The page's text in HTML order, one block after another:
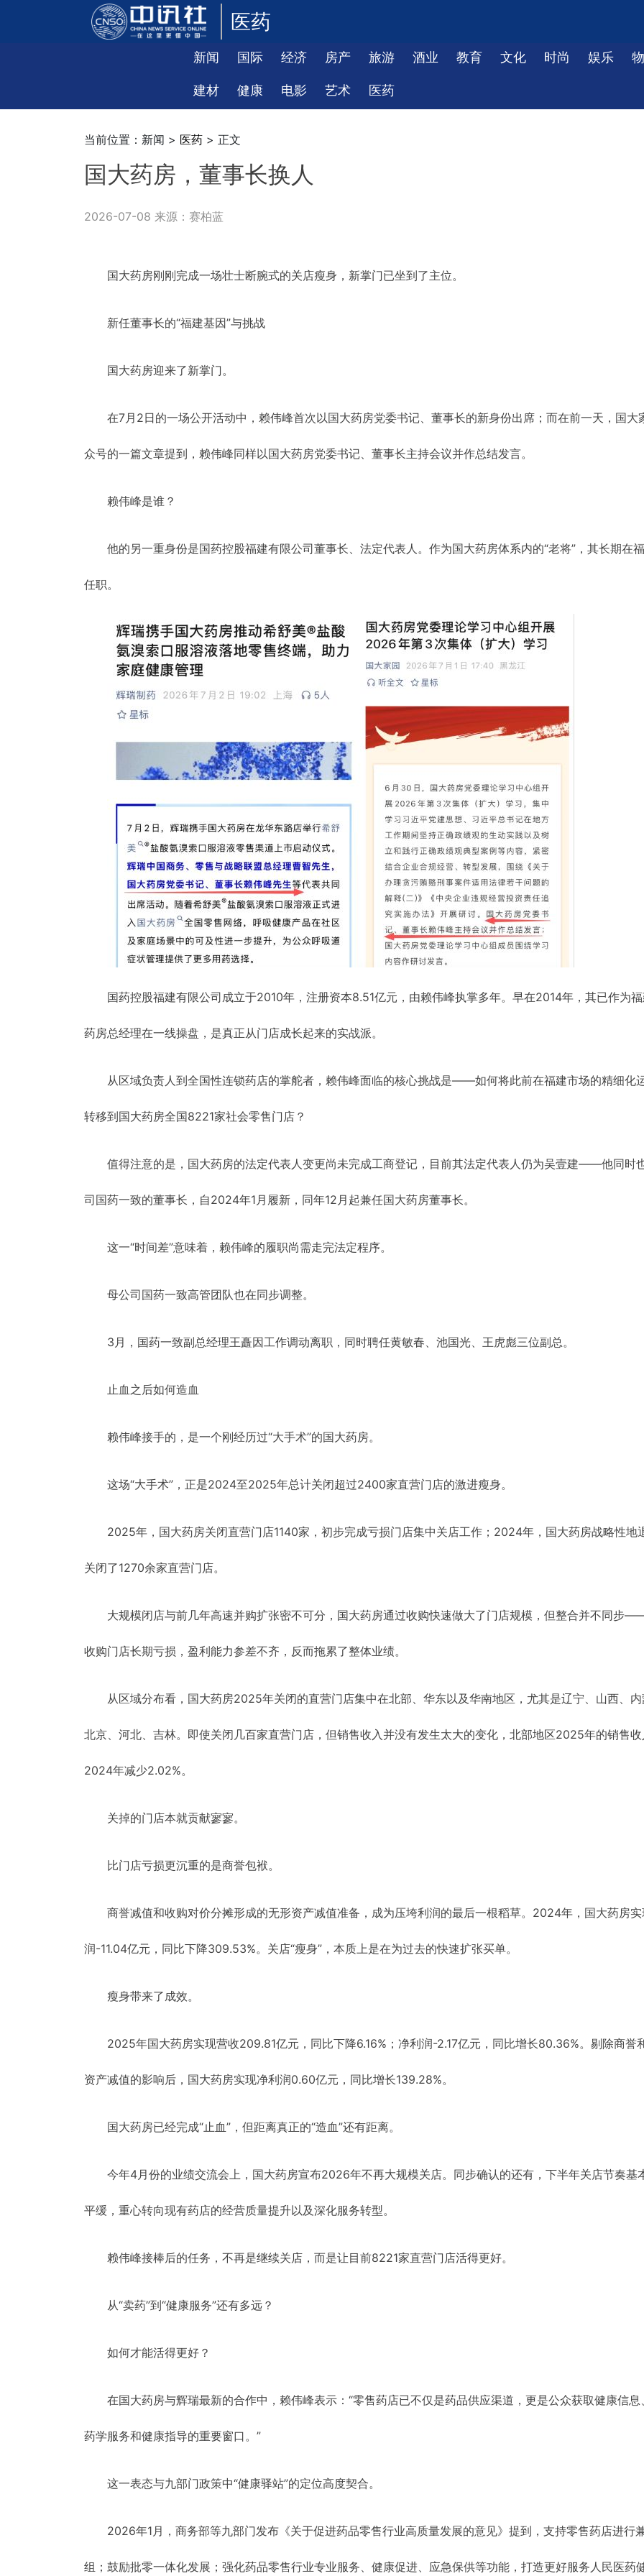
医药
新闻 国际 经济 房产 旅游 酒业 教育 文化 时尚 娱乐
建材 健康 电影 艺术 医药
当前位置：新闻 > 医药 > 正文
国大药房，董事长换人
2026-07-08 来源：赛柏蓝
国大药房刚刚完成一场壮士断腕式的关店瘦身，新掌门已坐到了主位。
新任董事长的“福建基因”与挑战
国大药房迎来了新掌门。
在7月2日的一场公开活动中，赖伟峰首次以国大药房党委书记、董事长的新身份出席；而在前一天，国大
众号的一篇文章提到，赖伟峰同样以国大药房党委书记、董事长主持会议并作总结发言。
赖伟峰是谁？
他的另一重身份是国药控股福建有限公司董事长、法定代表人。作为国大药房体系内的“老将”，其长期在
任职。
国药控股福建有限公司成立于2010年，注册资本8.51亿元，由赖伟峰执掌多年。早在2014年，其已作为
药房总经理在一线操盘，是真正从门店成长起来的实战派。
从区域负责人到全国性连锁药店的掌舵者，赖伟峰面临的核心挑战是——如何将此前在福建市场的精细化
转移到国大药房全国8221家社会零售门店？
值得注意的是，国大药房的法定代表人变更尚未完成工商登记，目前其法定代表人仍为吴壹建——他同时
司国药一致的董事长，自2024年1月履新，同年12月起兼任国大药房董事长。
这一“时间差”意味着，赖伟峰的履职尚需走完法定程序。
母公司国药一致高管团队也在同步调整。
3月，国药一致副总经理王矗因工作调动离职，同时聘任黄敏春、池国光、王虎彪三位副总。
止血之后如何造血
赖伟峰接手的，是一个刚经历过“大手术”的国大药房。
这场“大手术”，正是2024至2025年总计关闭超过2400家直营门店的激进瘦身。
2025年，国大药房关闭直营门店1140家，初步完成亏损门店集中关店工作；2024年，国大药房战略性地
关闭了1270余家直营门店。
大规模闭店与前几年高速并购扩张密不可分，国大药房通过收购快速做大了门店规模，但整合并不同步
收购门店长期亏损，盈利能力参差不齐，反而拖累了整体业绩。
从区域分布看，国大药房2025年关闭的直营门店集中在北部、华东以及华南地区，尤其是辽宁、山西、
北京、河北、吉林。即使关闭几百家直营门店，但销售收入并没有发生太大的变化，北部地区2025年的销售
2024年减少2.02%。
关掉的门店本就贡献寥寥。
比门店亏损更沉重的是商誉包袱。
商誉减值和收购对价分摊形成的无形资产减值准备，成为压垮利润的最后一根稻草。2024年，国大药房
润-11.04亿元，同比下降309.53%。关店“瘦身”，本质上是在为过去的快速扩张买单。
瘦身带来了成效。
2025年国大药房实现营收209.81亿元，同比下降6.16%；净利润-2.17亿元，同比增长80.36%。剔除商誉
资产减值的影响后，国大药房实现净利润0.60亿元，同比增长139.28%。
国大药房已经完成“止血”，但距离真正的“造血”还有距离。
今年4月份的业绩交流会上，国大药房宣布2026年不再大规模关店。同步确认的还有，下半年关店节奏基
平缓，重心转向现有药店的经营质量提升以及深化服务转型。
赖伟峰接棒后的任务，不再是继续关店，而是让目前8221家直营门店活得更好。
从“卖药”到“健康服务”还有多远？
如何才能活得更好？
在国大药房与辉瑞最新的合作中，赖伟峰表示：“零售药店已不仅是药品供应渠道，更是公众获取健康信息
药学服务和健康指导的重要窗口。”
这一表态与九部门政策中“健康驿站”的定位高度契合。
2026年1月，商务部等九部门发布《关于促进药品零售行业高质量发展的意见》提到，支持零售药店进行
组；鼓励批零一体化发展；强化药品零售行业专业服务、健康促进、应急保供等功能，打造更好服务人民医药